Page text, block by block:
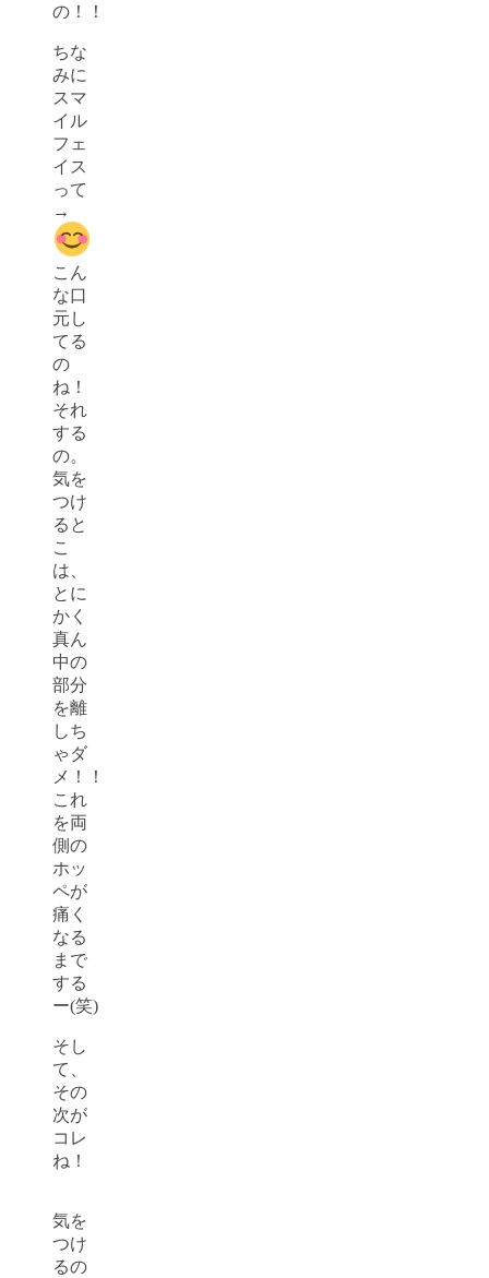
の！！
ちな
みに
スマ
イル
フェ
イス
って
→
こん
な口
元し
てる
の
ね！
それ
する
の。
気を
つけ
ると
こ
は、
とに
かく
真ん
中の
部分
を離
しち
ゃダ
メ！！
これ
を両
側の
ホッ
ペが
痛く
なる
まで
する
ー(笑)
そし
て、
その
次が
コレ
ね！
気を
つけ
るの